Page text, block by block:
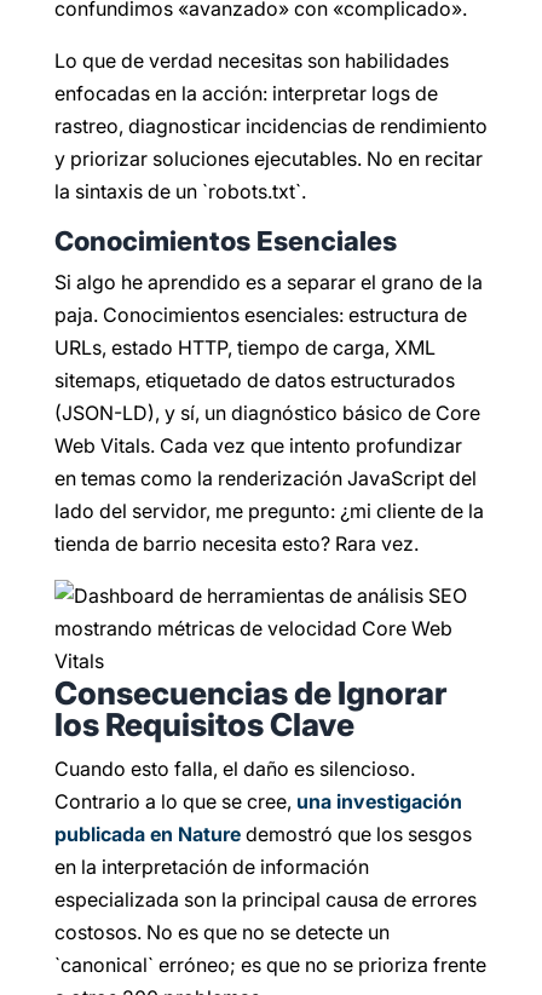
confundimos «avanzado» con «complicado».
Lo que de verdad necesitas son habilidades
enfocadas en la acción: interpretar logs de
rastreo, diagnosticar incidencias de rendimiento
y priorizar soluciones ejecutables. No en recitar
la sintaxis de un `robots.txt`.
Conocimientos Esenciales
Si algo he aprendido es a separar el grano de la
paja. Conocimientos esenciales: estructura de
URLs, estado HTTP, tiempo de carga, XML
sitemaps, etiquetado de datos estructurados
(JSON-LD), y sí, un diagnóstico básico de Core
Web Vitals. Cada vez que intento profundizar
en temas como la renderización JavaScript del
lado del servidor, me pregunto: ¿mi cliente de la
tienda de barrio necesita esto? Rara vez.
Consecuencias de Ignorar
los Requisitos Clave
Cuando esto falla, el daño es silencioso.
Contrario a lo que se cree, una investigación
publicada en Naturedemostró que los sesgos
en la interpretación de información
especializada son la principal causa de errores
costosos. No es que no se detecte un
`canonical` erróneo; es que no se prioriza frente